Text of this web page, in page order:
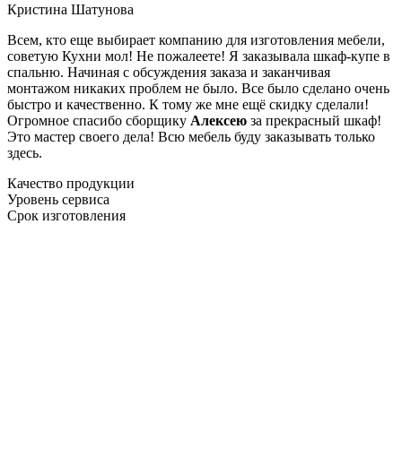
Кристина Шатунова
Всем, кто еще выбирает компанию для изготовления мебели,
советую Кухни мол! Не пожалеете! Я заказывала шкаф-купе в
спальню. Начиная с обсуждения заказа и заканчивая
монтажом никаких проблем не было. Все было сделано очень
быстро и качественно. К тому же мне ещё скидку сделали!
Огромное спасибо сборщику Алексею за прекрасный шкаф!
Это мастер своего дела! Всю мебель буду заказывать только
здесь.
Качество продукции
Уровень сервиса
Срок изготовления